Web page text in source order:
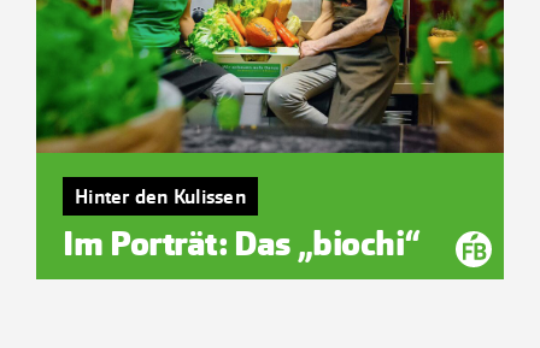
Hinter den Kulissen
Im Porträt: Das „biochi“